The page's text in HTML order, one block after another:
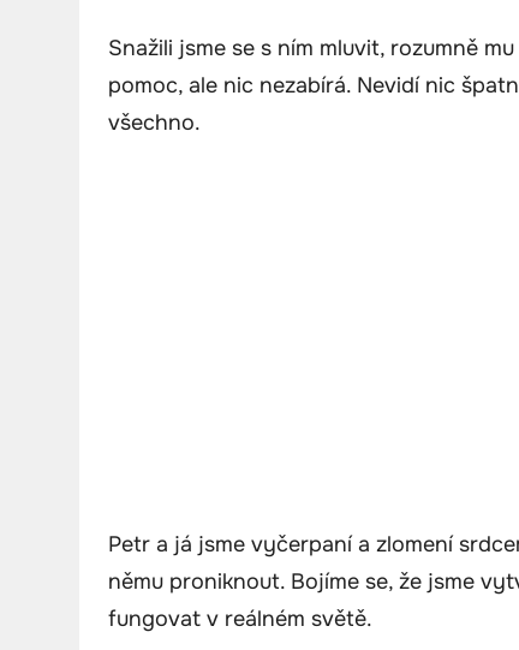
Snažili jsme se s ním mluvit, rozumně
pomoc, ale nic nezabírá. Nevidí nic
všechno.
Petr a já jsme vyčerpaní a zlomení
němu proniknout. Bojíme se, že jsme
fungovat v reálném světě.